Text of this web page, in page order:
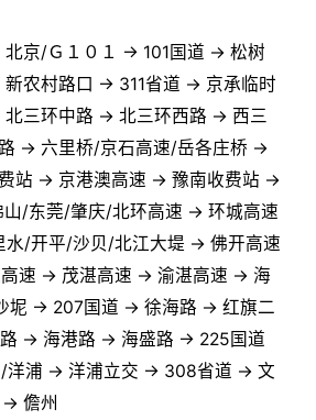
京/Ｇ１０１ → 101国道 → 松树
农村路口 → 311省道 → 京承临时
三环中路 → 北三环西路 → 西三
→ 六里桥/京石高速/岳各庄桥 →
站 → 京港澳高速 → 豫南收费站 →
/东莞/肇庆/北环高速 → 环城高速
/开平/沙贝/北江大堤 → 佛开高速
速 → 茂湛高速 → 渝湛高速 → 海
坭 → 207国道 → 徐海路 → 红旗二
→ 海港路 → 海盛路 → 225国道
洋浦 → 洋浦立交 → 308省道 → 文
儋州